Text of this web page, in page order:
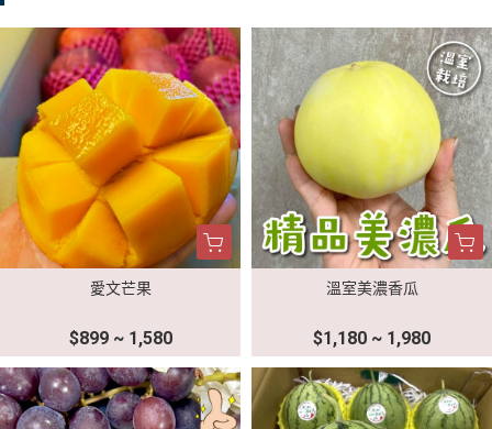
愛文芒果
$899 ~ 1,580
溫室美濃香瓜
$1,180 ~ 1,980